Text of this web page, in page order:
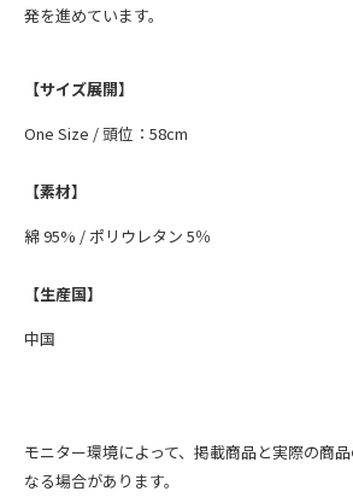
発を進めています。
【サイズ展開】
One Size / 頭位：58cm
【素材】
綿 95% / ポリウレタン 5％
【生産国】
中国
モニター環境によって、掲載商品と実際の商
なる場合があります。